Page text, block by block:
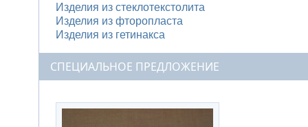
Изделия из стеклотекстолита
Изделия из фторопласта
Изделия из гетинакса
СПЕЦИАЛЬНОЕ ПРЕДЛОЖЕНИЕ